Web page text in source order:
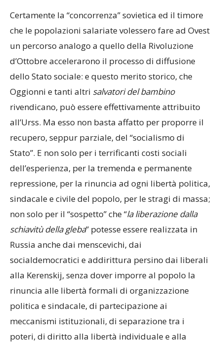
Certamente la “concorrenza” sovietica ed il timore
che le popolazioni salariate volessero fare ad Ovest
un percorso analogo a quello della Rivoluzione
d’Ottobre accelerarono il processo di diffusione
dello Stato sociale: e questo merito storico, che
Oggionni e tanti altri salvatori del bambino
rivendicano, può essere effettivamente attribuito
all’Urss. Ma esso non basta affatto per proporre il
recupero, seppur parziale, del “socialismo di
Stato”. E non solo per i terrificanti costi sociali
dell’esperienza, per la tremenda e permanente
repressione, per la rinuncia ad ogni libertà politica,
sindacale e civile del popolo, per le stragi di massa;
non solo per il “sospetto” che “la liberazione dalla
schiavitù della gleba” potesse essere realizzata in
Russia anche dai menscevichi, dai
socialdemocratici e addirittura persino dai liberali
alla Kerenskij, senza dover imporre al popolo la
rinuncia alle libertà formali di organizzazione
politica e sindacale, di partecipazione ai
meccanismi istituzionali, di separazione tra i
poteri, di diritto alla libertà individuale e alla